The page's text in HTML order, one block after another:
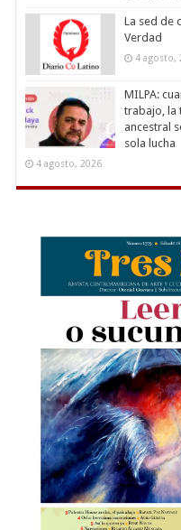
La sed de
Verdad
4 agosto,
MILPA:
trabajo, la
ancestral
sola lucha
4 agosto, 2026